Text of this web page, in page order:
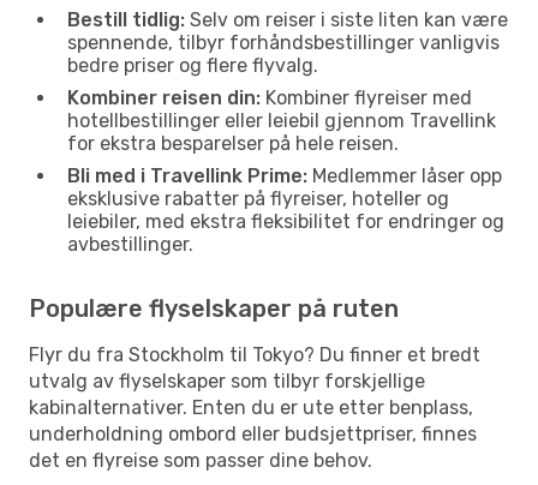
Bestill tidlig: Selv om reiser i siste liten kan være
spennende, tilbyr forhåndsbestillinger vanligvis
bedre priser og flere flyvalg.
Kombiner reisen din: Kombiner flyreiser med
hotellbestillinger eller leiebil gjennom Travellink
for ekstra besparelser på hele reisen.
Bli med i Travellink Prime: Medlemmer låser opp
eksklusive rabatter på flyreiser, hoteller og
leiebiler, med ekstra fleksibilitet for endringer og
avbestillinger.
Populære flyselskaper på ruten
Flyr du fra Stockholm til Tokyo? Du finner et bredt
utvalg av flyselskaper som tilbyr forskjellige
kabinalternativer. Enten du er ute etter benplass,
underholdning ombord eller budsjettpriser, finnes
det en flyreise som passer dine behov.